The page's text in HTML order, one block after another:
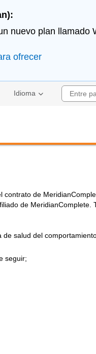
nuevo plan llamado
ofrecer
Idioma
contrato de
de MeridianComplete.
salud del
seguir;